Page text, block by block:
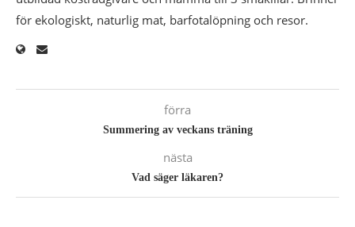
för ekologiskt, naturlig mat, barfotalöpning och resor.
förra
Summering av veckans träning
nästa
Vad säger läkaren?